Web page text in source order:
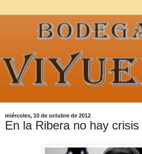
miércoles, 10 de octubre de 2012
En la Ribera no hay crisis